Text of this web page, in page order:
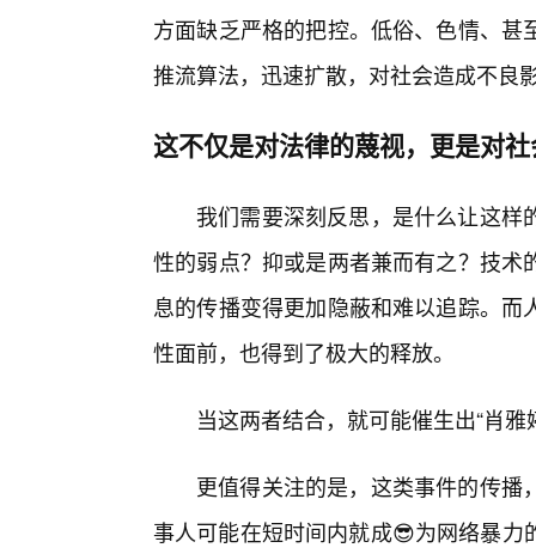
方面缺乏严格的把控。低俗、色情、
推流算法，迅速扩散，对社会造成不良
这不仅是对法律的蔑视，更是对
我们需要深刻反思，是什么让这
性的弱点？抑或是两者兼而有之？技
息的传播变得更加隐蔽和难以追踪。
性面前，也得到了极大的释放。
当这两者结合，就可能催生出“肖
更值得关注的是，这类事件的传
事人可能在短时间内就成😎为网络暴